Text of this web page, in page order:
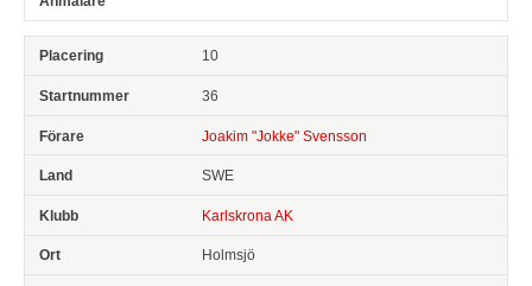
10
36
Joakim "Jokke" Svensson
SWE
Karlskrona AK
Holmsjö